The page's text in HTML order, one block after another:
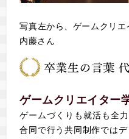
写真左から、ゲームクリ
内藤さん
ゲームクリエイタ
ゲームづくりも就活も全
合同で行う共同制作では